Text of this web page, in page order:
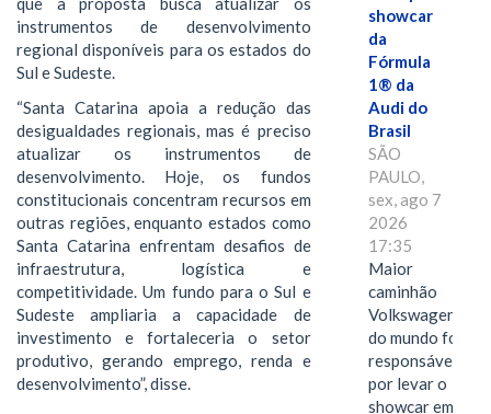
instrumentos de desenvolvimento
regional disponíveis para os estados do
Sul e Sudeste.
“Santa Catarina apoia a redução das
desigualdades regionais, mas é preciso
atualizar os instrumentos de
desenvolvimento. Hoje, os fundos
constitucionais concentram recursos em
outras regiões, enquanto estados como
Santa Catarina enfrentam desafios de
infraestrutura, logística e
competitividade. Um fundo para o Sul e
Sudeste ampliaria a capacidade de
investimento e fortaleceria o setor
produtivo, gerando emprego, renda e
desenvolvimento”, disse.
showcar
da
Fórmula
1® da
Audi do
Brasil
SÃO
PAULO,
sex, ago 7
2026
17:35
Maior
caminhão
Volkswagen
do mundo foi
responsável
por levar o
showcar em